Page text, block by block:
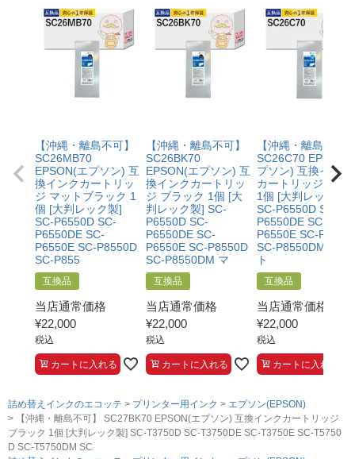
・保証対象となる商品を当店指定の方法で返送いただく
こと
・当店で定めた保証期間（ご購入日から1年間）を過ぎ
る前に当店へご連絡をいただくこと
・返品理由が「不要になったから」「注文を間違えた」
等お客様都合ではないこと
【適用条件】
・修理に出される前に、必ず当店へご連絡をいただくこ
と。
・プリンター本体が保証期間内であることを証明できる
書類（保証書や領収書など）をご提示いただくこと。
・当店の商品が原因でプリンターが故障したことがわか
ものではないこと。
・メーカーの出張修理を依頼されてないこと。
【沖縄・離島不可】
SC26MB70
EPSON(エプソン) 互
換インクカートリッ
ジ マットブラック 1
個 [大判レック製]
SC-P6550D SC-
P6550DE SC-
P6550E SC-P8550D
SC-P855
互換品
当店通常価格
¥22,000
税込
カートに入れる
【沖縄・離島不可】
SC26BK70
EPSON(エプソン) 互
換インクカートリッ
ジ ブラック 1個 [大
判レック製] SC-
P6550D SC-
P6550DE SC-
P6550E SC-P8550D
SC-P8550DM マ
互換品
当店通常価格
¥22,000
税込
カートに入れる
【沖縄・離島不可
SC26C70 EPSON(
プソン) 互換インク
カートリッジ シア
1個 [大判レック製]
SC-P6550D SC-
P6550DE SC-
P6550E SC-
SC-P8550DM マッ
ト
互換品
当店通常価格
¥22,000
税込
カートに入れる
詰め替えインクのエコッテ プリンター用インク
エプソン(EPSON)
【沖縄・離島不可】 SC27BK70 EPSON(エプソン) 互換インクカートリッジ
ブラック 1個 [大判レック製] SC-T3750D SC-T3750DE SC-T3750E SC-T5750
D SC-T5750DM SC